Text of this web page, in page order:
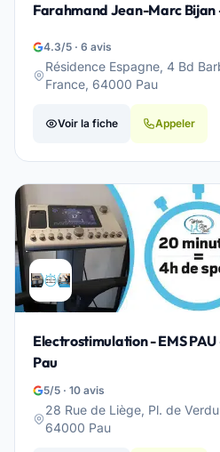
Farahmand Jean-Marc Bijan
4.3/5 · 6 avis
Résidence Espagne, 4 Bd
France, 64000 Pau
Voir la fiche Appeler
Electrostimulation - EMS
Pau
5/5 · 10 avis
28 Rue de Liège, Pl. de
64000 Pau